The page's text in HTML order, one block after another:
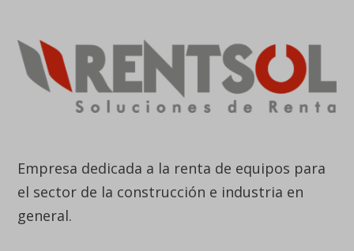
Empresa dedicada a la renta de equipos para
el sector de la construcción e industria en
general.